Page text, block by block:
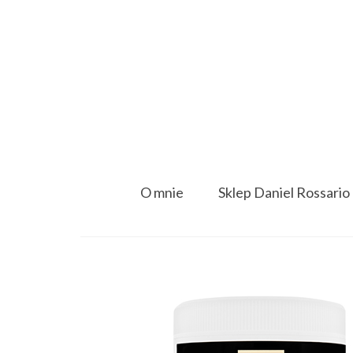
O mnie Sklep Daniel Rossario